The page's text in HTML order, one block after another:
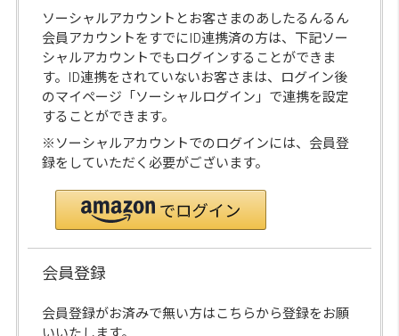
ソーシャルアカウントとお客さまのあしたるんるん
会員アカウントをすでにID連携済の方は、下記ソー
シャルアカウントでもログインすることができま
す。ID連携をされていないお客さまは、ログイン後
のマイページ「ソーシャルログイン」で連携を設定
することができます。
※ソーシャルアカウントでのログインには、会員登
録をしていただく必要がございます。
会員登録
会員登録がお済みで無い方はこちらから登録をお願
いいたします。